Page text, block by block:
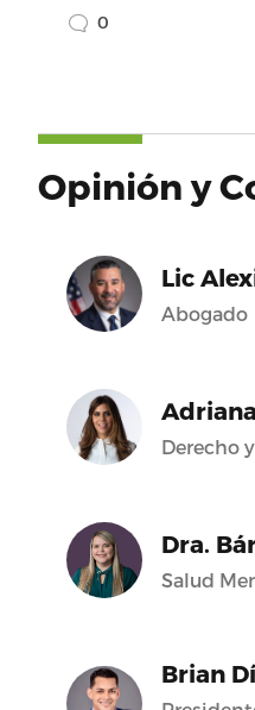
0
Opinión y
Lic
Abogado
Derecho
Dra.
Salud
Brian